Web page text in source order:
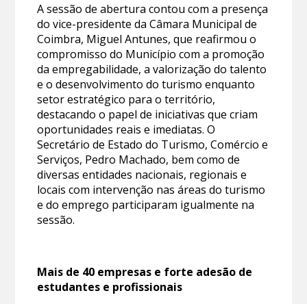
A sessão de abertura contou com a presença
do vice-presidente da Câmara Municipal de
Coimbra, Miguel Antunes, que reafirmou o
compromisso do Município com a promoção
da empregabilidade, a valorização do talento
e o desenvolvimento do turismo enquanto
setor estratégico para o território,
destacando o papel de iniciativas que criam
oportunidades reais e imediatas. O
Secretário de Estado do Turismo, Comércio e
Serviços, Pedro Machado, bem como de
diversas entidades nacionais, regionais e
locais com intervenção nas áreas do turismo
e do emprego participaram igualmente na
sessão.
Mais de 40 empresas e forte adesão de
estudantes e profissionais